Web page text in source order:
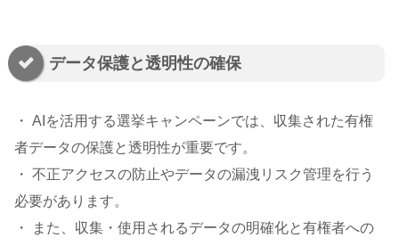
データ保護と透明性の確保
・ AIを活用する選挙キャンペーンでは、収集された有権
者データの保護と透明性が重要です。
・ 不正アクセスの防止やデータの漏洩リスク管理を行う
必要があります。
・ また、収集・使用されるデータの明確化と有権者への